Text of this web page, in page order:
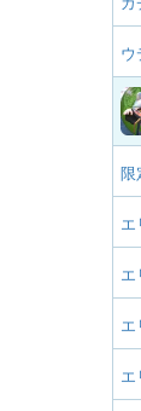
ウ
限
エ
エ
エ
エ